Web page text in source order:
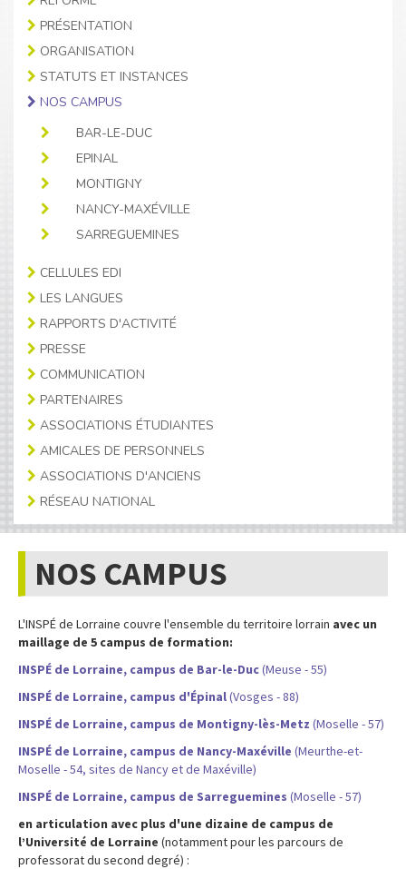
PRÉSENTATION
ORGANISATION
STATUTS ET INSTANCES
NOS CAMPUS
BAR-LE-DUC
EPINAL
MONTIGNY
NANCY-MAXÉVILLE
SARREGUEMINES
CELLULES EDI
LES LANGUES
RAPPORTS D'ACTIVITÉ
PRESSE
COMMUNICATION
PARTENAIRES
ASSOCIATIONS ÉTUDIANTES
AMICALES DE PERSONNELS
ASSOCIATIONS D'ANCIENS
RÉSEAU NATIONAL
NOS CAMPUS
L'INSPÉ de Lorraine couvre l'ensemble du territoire lorrain avec un
maillage de 5 campus de formation:
INSPÉ de Lorraine, campus de Bar-le-Duc(Meuse - 55)
INSPÉ de Lorraine, campus d'Épinal(Vosges - 88)
INSPÉ de Lorraine, campus de Montigny-lès-Metz (Moselle - 57)
INSPÉ de Lorraine, campus de Nancy-Maxéville (Meurthe-et-
Moselle - 54, sites de Nancy et de Maxéville)
INSPÉ de Lorraine, campus de Sarreguemines (Moselle - 57)
en articulation avec plus d'une dizaine de campus de
l’Université de Lorraine (notamment pour les parcours de
professorat du second degré) :